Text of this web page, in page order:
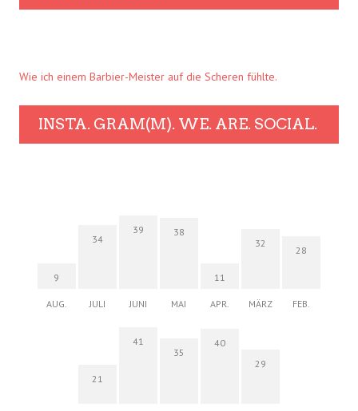
Wie ich einem Barbier-Meister auf die Scheren fühlte.
INSTA. GRAM(M). WE. ARE. SOCIAL.
9
AUG.
34
JULI
39
JUNI
38
MAI
11
APR.
32
MÄRZ
28
FEB.
21
41
35
40
29